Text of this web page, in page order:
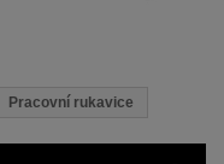
Pracovní rukavice